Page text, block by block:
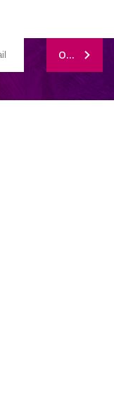
ODOBERAŤ